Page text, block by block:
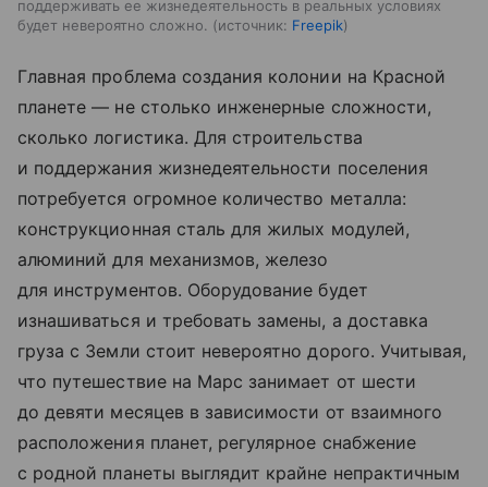
поддерживать ее жизнедеятельность в реальных условиях
будет невероятно сложно.
источник: Freepik
Главная проблема создания колонии на Красной
планете — не столько инженерные сложности,
сколько логистика. Для строительства
и поддержания жизнедеятельности поселения
потребуется огромное количество металла:
конструкционная сталь для жилых модулей,
алюминий для механизмов, железо
для инструментов. Оборудование будет
изнашиваться и требовать замены, а доставка
груза с Земли стоит невероятно дорого. Учитывая,
что путешествие на Марс занимает от шести
до девяти месяцев в зависимости от взаимного
расположения планет, регулярное снабжение
с родной планеты выглядит крайне непрактичным